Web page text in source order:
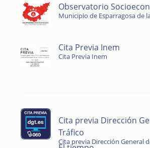
Observatorio
Municipio de Esparragosa de
Cita Previa Inem
Cita Previa Inem
Cita previa Dirección
Tráfico
Cita previa Dirección General